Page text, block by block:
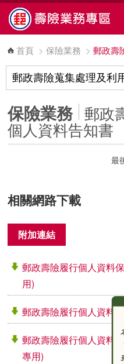
跳到主要內容區塊
首頁 >保險業務 >郵政壽
保險業務 郵政
個人資料告知書
最
相關網路下載
附加連結
郵政壽險履行個人資料
用)
郵政壽險履行個人資料
郵政壽險履行個人資料
專用)